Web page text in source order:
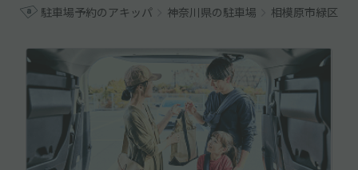
駐車場予約のアキッパ 神奈川県の駐車場 相模原市緑区の